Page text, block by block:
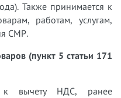
Также принимается к
работам, услугам,
СМР.
(пункт 5 статьи 171
к вычету НДС, ранее